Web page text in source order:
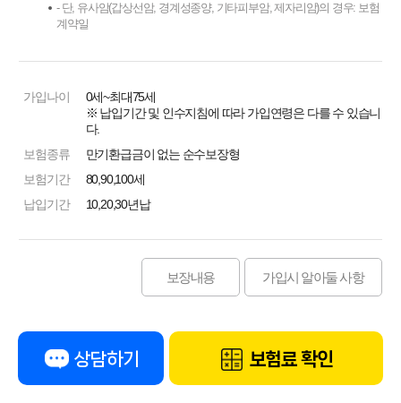
- 단, 유사암(갑상선암, 경계성종양, 기타피부암, 제자리암)의 경우: 보험
계약일
가입나이
0세~최대75세
※ 납입기간 및 인수지침에 따라 가입연령은 다를 수 있습니
다.
보험종류
만기환급금이 없는 순수보장형
보험기간
80,90,100세
납입기간
10,20,30년납
보장내용 가입시 알아둘 사항
상담하기 보험료 확인